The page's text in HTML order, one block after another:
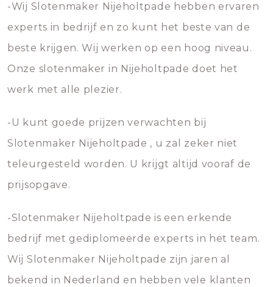
-Wij Slotenmaker Nijeholtpade hebben ervaren
experts in bedrijf en zo kunt het beste van de
beste krijgen. Wij werken op een hoog niveau.
Onze slotenmaker in Nijeholtpade doet het
werk met alle plezier.
-U kunt goede prijzen verwachten bij
Slotenmaker Nijeholtpade , u zal zeker niet
teleurgesteld worden. U krijgt altijd vooraf de
prijsopgave.
-Slotenmaker Nijeholtpade is een erkende
bedrijf met gediplomeerde experts in het team.
Wij Slotenmaker Nijeholtpade zijn jaren al
bekend in Nederland en hebben vele klanten